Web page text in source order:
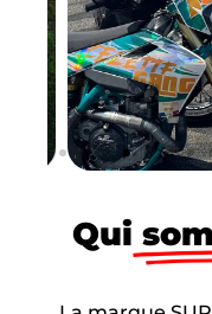
Qui